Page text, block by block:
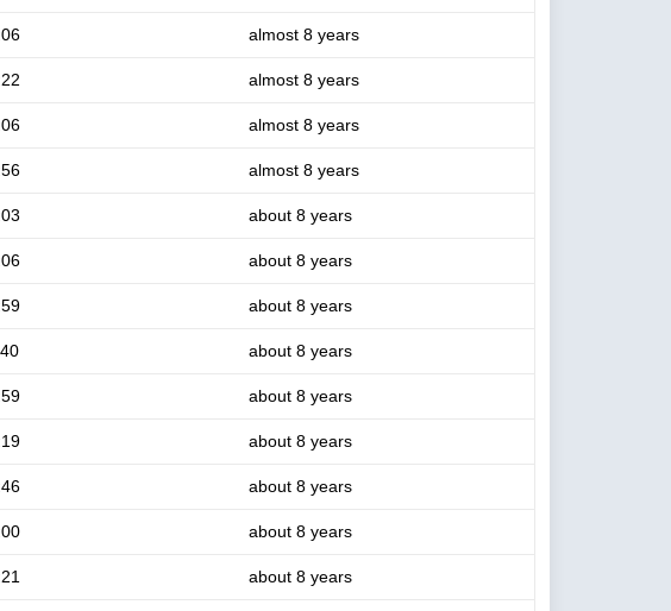
almost 8 years
almost 8 years
almost 8 years
almost 8 years
about 8 years
about 8 years
about 8 years
about 8 years
about 8 years
about 8 years
about 8 years
about 8 years
about 8 years